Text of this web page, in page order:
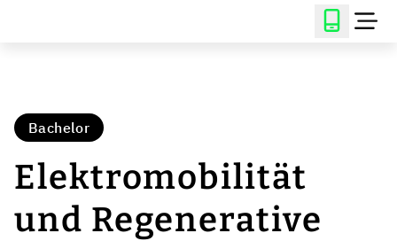
Bachelor
Elektromobilität
und Regenerative